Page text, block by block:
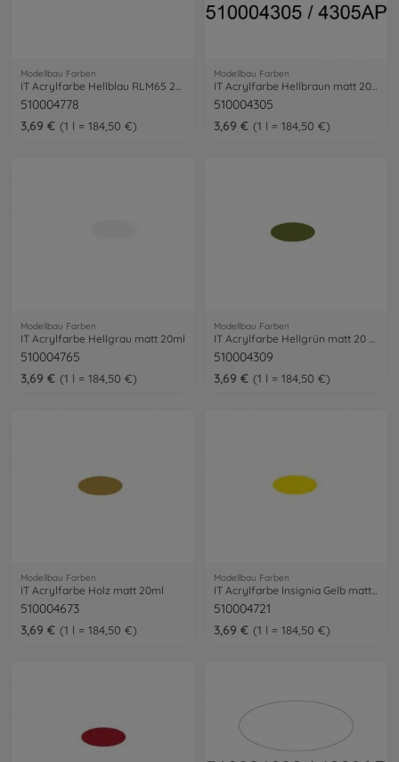
Modellbau Farben
IT Acrylfarbe Hellblau RLM65 20ml
510004778
3,69 €
1 l = 184,50 €
Modellbau Farben
IT Acrylfarbe Hellbraun matt 20 ml
510004305
3,69 €
1 l = 184,50 €
Modellbau Farben
IT Acrylfarbe Hellgrau matt 20ml
510004765
3,69 €
1 l = 184,50 €
Modellbau Farben
510004309
3,69 €
1 l = 184,50 €
Modellbau Farben
IT Acrylfarbe Holz matt 20ml
510004673
3,69 €
1 l = 184,50 €
Modellbau Farben
IT Acrylfarbe Insignia Gelb matt 20ml
510004721
3,69 €
1 l = 184,50 €